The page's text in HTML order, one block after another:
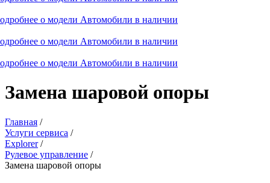
о модели Автомобили в наличии
о модели Автомобили в наличии
о модели Автомобили в наличии
Замена шаровой опоры
Главная /
Услуги сервиса /
Explorer/
Рулевое управление /
Замена шаровой опоры